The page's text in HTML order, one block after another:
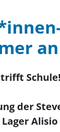
Schule!
der